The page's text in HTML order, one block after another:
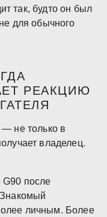
так, будто он был
для обычного
РЕАКЦИЮ
— не только в
владелец.
G90 после
личным. Более